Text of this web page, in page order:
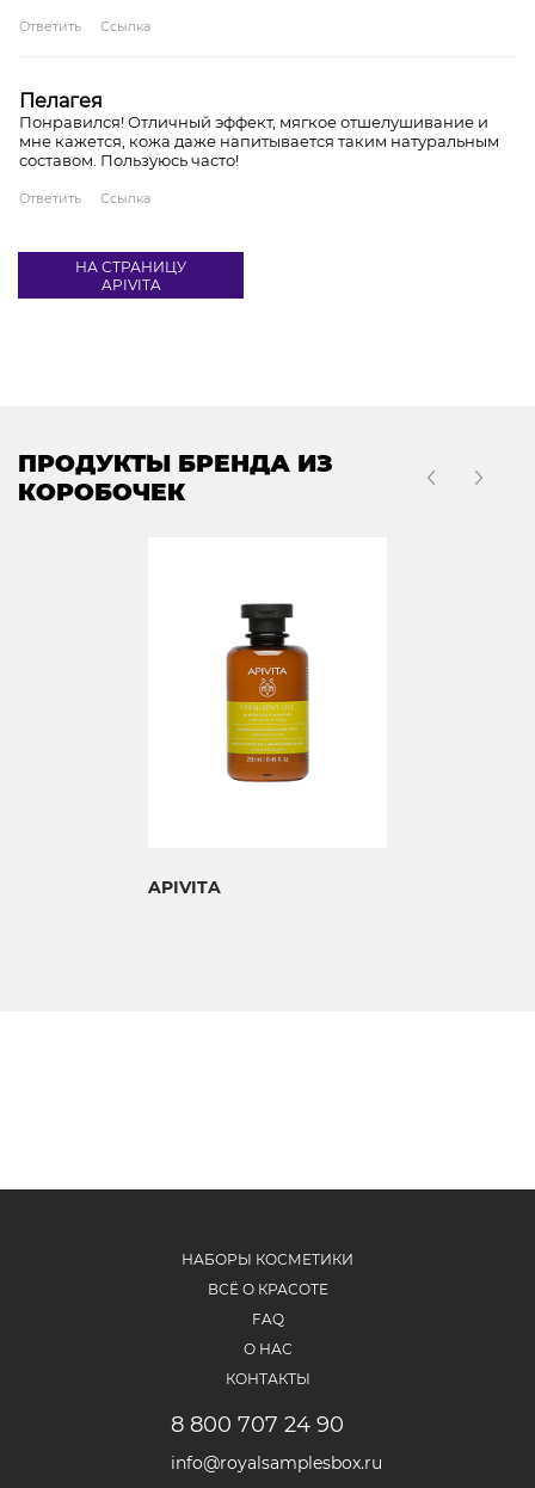
Ответить Ссылка
Пелагея
Понравился! Отличный эффект, мягкое отшелушивание и
мне кажется, кожа даже напитывается таким натуральным
составом. Пользуюсь часто!
Ответить Ссылка
НА СТРАНИЦУ
APIVITA
ПРОДУКТЫ БРЕНДА ИЗ
КОРОБОЧЕК
APIVITA
НАБОРЫ КОСМЕТИКИ
ВСЁ О КРАСОТЕ
FAQ
О НАС
КОНТАКТЫ
8 800 707 24 90
info@royalsamplesbox.ru